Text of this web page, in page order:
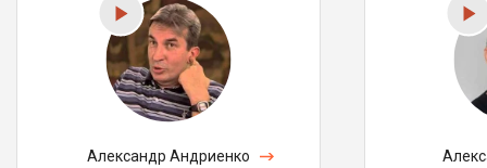
Александр Андриенко